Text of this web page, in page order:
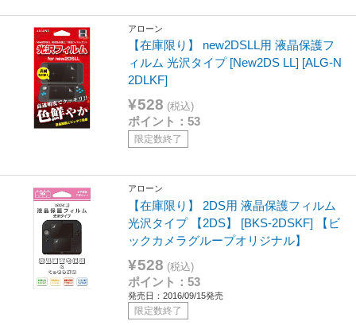
アローン
【在庫限り】 new2DSLL用 液晶保護フ
ィルム 光沢タイプ [New2DS LL] [ALG-N
2DLKF]
¥528 (税込)
ポイント：53
限定数終了
アローン
【在庫限り】 2DS用 液晶保護フィルム
光沢タイプ 【2DS】 [BKS-2DSKF] 【ビ
ックカメラグループオリジナル】
¥528 (税込)
ポイント：53
発売日：2016/09/15発売
限定数終了